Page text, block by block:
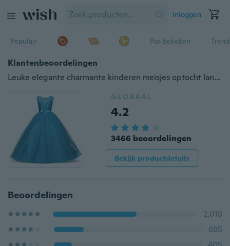
Inloggen
Populair Pas bekeken
Klantenbeoordelingen
Leuke elegante charmante kinderen meisjes optocht lange jurk baby meisje partij bruiloft formele bruidsmeisje prinses Lace verjaardag jurken 4-14 jaar
GLOBAAL
4.2
3466 beoordelingen
Bekijk productdetails
Beoordelingen
2,018
695